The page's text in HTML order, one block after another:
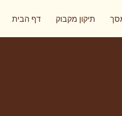
דף הבית תיקון מקבוק